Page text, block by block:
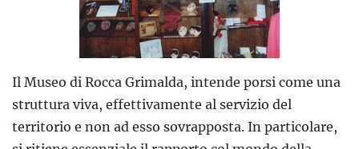
Il Museo di Rocca Grimalda, intende porsi come una
struttura viva, effettivamente al servizio del
territorio e non ad esso sovrapposta. In particolare,